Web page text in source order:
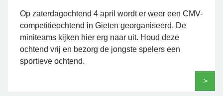
Op zaterdagochtend 4 april wordt er weer een CMV-
competitieochtend in Gieten georganiseerd. De
miniteams kijken hier erg naar uit. Houd deze
ochtend vrij en bezorg de jongste spelers een
sportieve ochtend.
>